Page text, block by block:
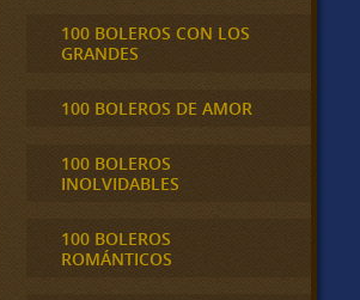
100 BOLEROS CON LOS
GRANDES
100 BOLEROS DE AMOR
100 BOLEROS
INOLVIDABLES
100 BOLEROS
ROMÁNTICOS